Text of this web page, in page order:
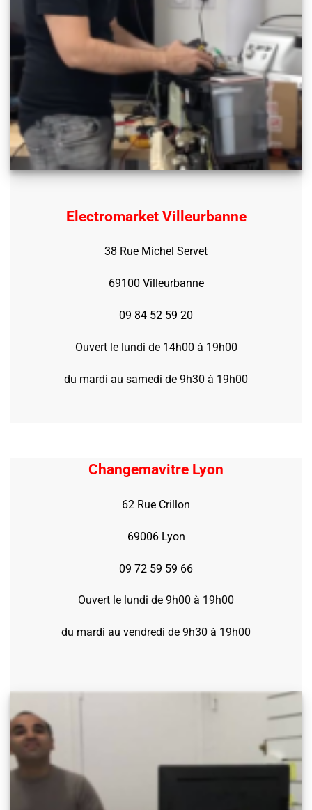
Electromarket Villeurbanne
38 Rue Michel Servet
69100 Villeurbanne
09 84 52 59 20
Ouvert le lundi de 14h00 à 19h00
du mardi au samedi de 9h30 à 19h00
Changemavitre Lyon
62 Rue Crillon
69006 Lyon
09 72 59 59 66
Ouvert le lundi de 9h00 à 19h00
du mardi au vendredi de 9h30 à 19h00